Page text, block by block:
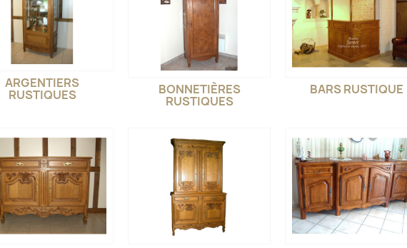
ARGENTIERS
RUSTIQUES BONNETIÈRES
RUSTIQUES
BARS RUSTIQUE